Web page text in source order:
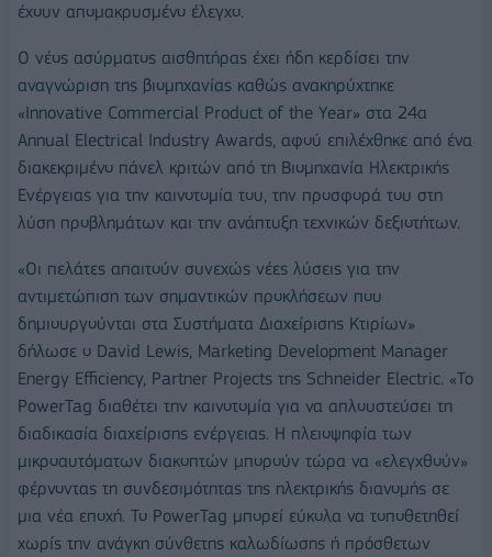
έχουν απομακρυσμένο έλεγχο.
Ο νέος ασύρματος αισθητήρας έχει ήδη κερδίσει την
αναγνώριση της βιομηχανίας καθώς ανακηρύχτηκε
«Innovative Commercial Product of the Year» στα 24α
Annual Electrical Industry Awards, αφού επιλέχθηκε από ένα
διακεκριμένο πάνελ κριτών από τη Βιομηχανία Ηλεκτρικής
Ενέργειας για την καινοτομία του, την προσφορά του στη
λύση προβλημάτων και την ανάπτυξη τεχνικών δεξιοτήτων.
«Οι πελάτες απαιτούν συνεχώς νέες λύσεις για την
αντιμετώπιση των σημαντικών προκλήσεων που
δημιουργούνται στα Συστήματα Διαχείρισης Κτιρίων»
δήλωσε ο David Lewis, Marketing Development Manager
Energy Efficiency, Partner Projects της Schneider Electric. «To
PowerTag διαθέτει την καινοτομία για να απλουστεύσει τη
διαδικασία διαχείρισης ενέργειας. Η πλειοψηφία των
μικροαυτόματων διακοπτών μπορούν τώρα να «ελεγχθούν»
φέρνοντας τη συνδεσιμότητας της ηλεκτρικής διανομής σε
μια νέα εποχή. Το PowerTag μπορεί εύκολα να τοποθετηθεί
χωρίς την ανάγκη σύνθετης καλωδίωσης ή πρόσθετων